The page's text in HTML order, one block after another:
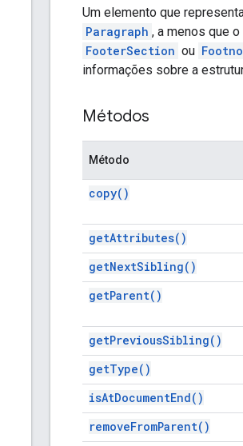
Um elemento que
Paragraph , a menos que o
FooterSection ou
informações sobre a
Métodos
Método
copy( )
getAttributes( )
getNextSibling( )
getParent( )
getPreviousSibling( )
getType( )
isAtDocumentEnd( )
removeFromParent( )